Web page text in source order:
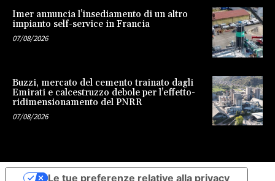
Imer annuncia l’insediamento di un altro
impianto self-service in Francia
07/08/2026
Buzzi, mercato del cemento trainato dagli
Emirati e calcestruzzo debole per l’effetto-
ridimensionamento del PNRR
07/08/2026
Le tue preferenze relative alla privacy